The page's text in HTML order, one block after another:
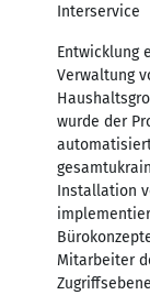
Interservice
Entwicklung
Verwaltung
wurde der
Installation
Mitarbeiter